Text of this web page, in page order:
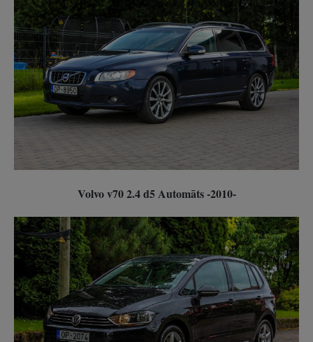
Volvo v70 2.4 d5 Automāts -2010-